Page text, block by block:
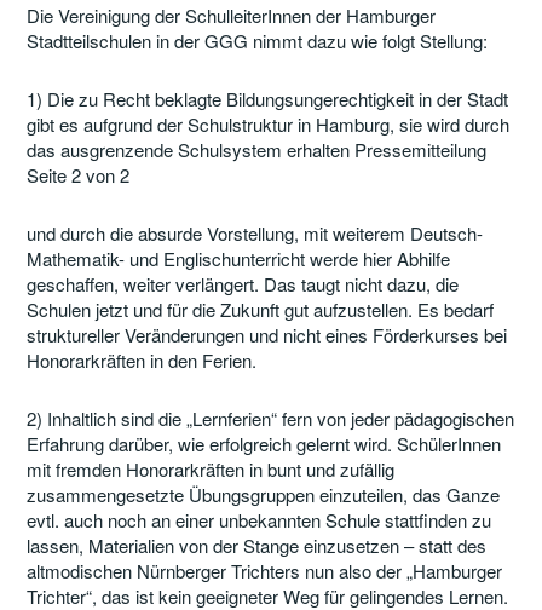
Die Vereinigung der SchulleiterInnen der Hamburger
Stadtteilschulen in der GGG nimmt dazu wie folgt Stellung:
1) Die zu Recht beklagte Bildungsungerechtigkeit in der Stadt
gibt es aufgrund der Schulstruktur in Hamburg, sie wird durch
das ausgrenzende Schulsystem erhalten Pressemitteilung
Seite 2 von 2
und durch die absurde Vorstellung, mit weiterem Deutsch-
Mathematik- und Englischunterricht werde hier Abhilfe
geschaffen, weiter verlängert. Das taugt nicht dazu, die
Schulen jetzt und für die Zukunft gut aufzustellen. Es bedarf
struktureller Veränderungen und nicht eines Förderkurses bei
Honorarkräften in den Ferien.
2) Inhaltlich sind die „Lernferien“ fern von jeder pädagogischen
Erfahrung darüber, wie erfolgreich gelernt wird. SchülerInnen
mit fremden Honorarkräften in bunt und zufällig
zusammengesetzte Übungsgruppen einzuteilen, das Ganze
evtl. auch noch an einer unbekannten Schule stattfinden zu
lassen, Materialien von der Stange einzusetzen – statt des
altmodischen Nürnberger Trichters nun also der „Hamburger
Trichter“, das ist kein geeigneter Weg für gelingendes Lernen.